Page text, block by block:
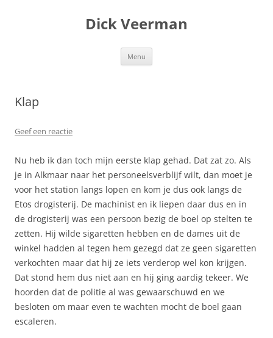
Dick Veerman
Menu
Klap
Geef een reactie
Nu heb ik dan toch mijn eerste klap gehad. Dat zat zo. Als
je in Alkmaar naar het personeelsverblijf wilt, dan moet je
voor het station langs lopen en kom je dus ook langs de
Etos drogisterij. De machinist en ik liepen daar dus en in
de drogisterij was een persoon bezig de boel op stelten te
zetten. Hij wilde sigaretten hebben en de dames uit de
winkel hadden al tegen hem gezegd dat ze geen sigaretten
verkochten maar dat hij ze iets verderop wel kon krijgen.
Dat stond hem dus niet aan en hij ging aardig tekeer. We
hoorden dat de politie al was gewaarschuwd en we
besloten om maar even te wachten mocht de boel gaan
escaleren.